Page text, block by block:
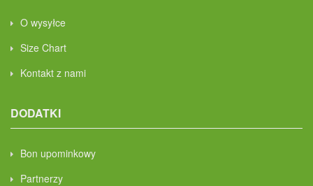
O wysyłce
Size Chart
Kontakt z nami
DODATKI
Bon upominkowy
Partnerzy